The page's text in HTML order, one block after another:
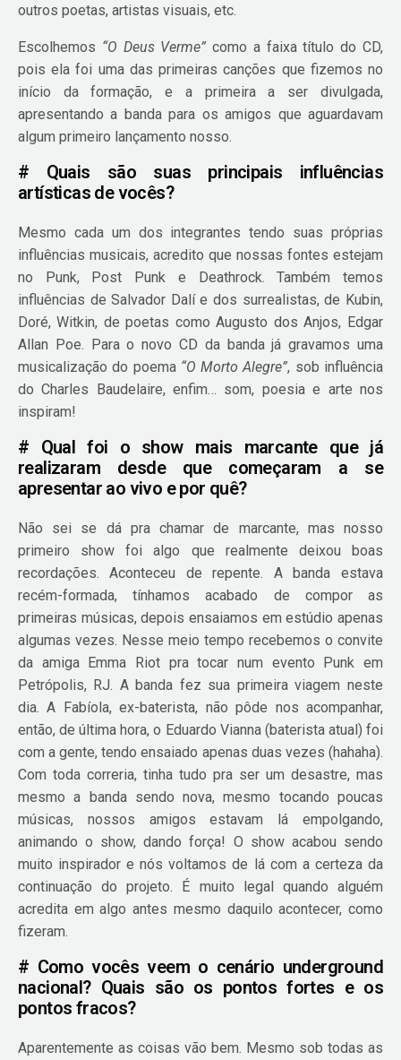
outros poetas, artistas visuais, etc.
Escolhemos “O Deus Verme” como a faixa título do CD,
pois ela foi uma das primeiras canções que fizemos no
início da formação, e a primeira a ser divulgada,
apresentando a banda para os amigos que aguardavam
algum primeiro lançamento nosso.
# Quais são suas principais influências
artísticas de vocês?
Mesmo cada um dos integrantes tendo suas próprias
influências musicais, acredito que nossas fontes estejam
no Punk, Post Punk e Deathrock. Também temos
influências de Salvador Dalí e dos surrealistas, de Kubin,
Doré, Witkin, de poetas como Augusto dos Anjos, Edgar
Allan Poe. Para o novo CD da banda já gravamos uma
musicalização do poema “O Morto Alegre”, sob influência
do Charles Baudelaire, enfim… som, poesia e arte nos
inspiram!
# Qual foi o show mais marcante que já
realizaram desde que começaram a se
apresentar ao vivo e por quê?
Não sei se dá pra chamar de marcante, mas nosso
primeiro show foi algo que realmente deixou boas
recordações. Aconteceu de repente. A banda estava
recém-formada, tínhamos acabado de compor as
primeiras músicas, depois ensaiamos em estúdio apenas
algumas vezes. Nesse meio tempo recebemos o convite
da amiga Emma Riot pra tocar num evento Punk em
Petrópolis, RJ. A banda fez sua primeira viagem neste
dia. A Fabíola, ex-baterista, não pôde nos acompanhar,
então, de última hora, o Eduardo Vianna (baterista atual) foi
com a gente, tendo ensaiado apenas duas vezes (hahaha).
Com toda correria, tinha tudo pra ser um desastre, mas
mesmo a banda sendo nova, mesmo tocando poucas
músicas, nossos amigos estavam lá empolgando,
animando o show, dando força! O show acabou sendo
muito inspirador e nós voltamos de lá com a certeza da
continuação do projeto. É muito legal quando alguém
acredita em algo antes mesmo daquilo acontecer, como
fizeram.
# Como vocês veem o cenário underground
nacional? Quais são os pontos fortes e os
pontos fracos?
Aparentemente as coisas vão bem. Mesmo sob todas as